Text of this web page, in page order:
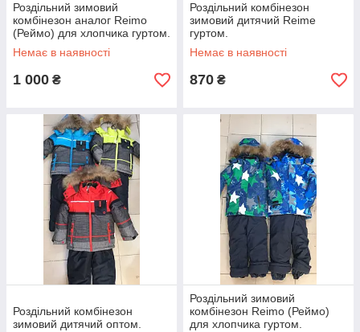
Роздільний зимовий
комбінезон аналог Reimo
(Реймо) для хлопчика гуртом.
Немає в наявності
1 000 ₴
Роздільний комбінезон
зимовий дитячий Reime
гуртом.
Немає в наявності
870 ₴
Роздільний комбінезон
зимовий дитячий оптом.
Роздільний зимовий
комбінезон Reimo (Реймо)
для хлопчика гуртом.